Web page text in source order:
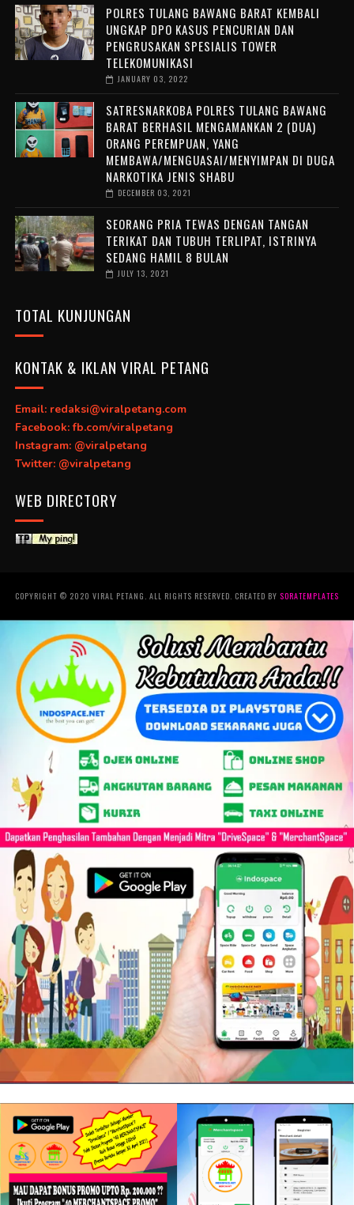
POLRES TULANG BAWANG BARAT KEMBALI
UNGKAP DPO KASUS PENCURIAN DAN
PENGRUSAKAN SPESIALIS TOWER
TELEKOMUNIKASI
JANUARY 03, 2022
SATRESNARKOBA POLRES TULANG BAWANG
BARAT BERHASIL MENGAMANKAN 2 (DUA)
ORANG PEREMPUAN, YANG
MEMBAWA/MENGUASAI/MENYIMPAN DI DUGA
NARKOTIKA JENIS SHABU
DECEMBER 03, 2021
SEORANG PRIA TEWAS DENGAN TANGAN
TERIKAT DAN TUBUH TERLIPAT, ISTRINYA
SEDANG HAMIL 8 BULAN
JULY 13, 2021
TOTAL KUNJUNGAN
KONTAK & IKLAN VIRAL PETANG
Email: redaksi@viralpetang.com
Facebook: fb.com/viralpetang
Instagram: @viralpetang
Twitter: @viralpetang
WEB DIRECTORY
COPYRIGHT © 2020 VIRAL PETANG. ALL RIGHTS RESERVED. CREATED BY SORATEMPLATES